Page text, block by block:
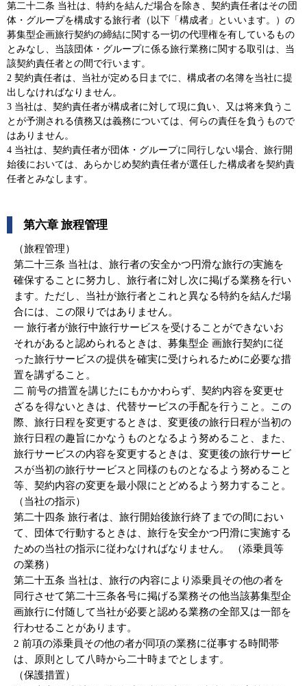
第二十二条 当社は、特約を結んだ場合を除き、契約責任者はその団
体・グループを構成する旅行者（以下「構成者」といいます。）の
募集型企画旅行契約の締結に関する一切の代理権を有しているもの
とみなし、当該団体・グループに係る旅行業務に関する取引は、当
該契約責任者との間で行います。
2 契約責任者は、当社が定める日までに、構成者の名簿を当社に提
出しなければなりません。
3 当社は、契約責任者が構成者に対して現に負い、又は将来負うこ
とが予測される債務又は義務については、何らの責任を負うもので
はありません。
4 当社は、契約責任者が団体・グループに同行しない場合、旅行開
始後においては、あらかじめ契約責任者が選任した構成者を契約責
任者とみなします。
第六章 旅程管理
（旅程管理）
第二十三条 当社は、旅行者の安全かつ円滑な旅行の実施を
確保することに努力し、旅行者に対し次に掲げる業務を行い
ます。ただし、当社が旅行者とこれと異なる特約を結んだ場
合には、この限りではありません。
一 旅行者が旅行中旅行サービスを受けることができないお
それがあると認められるときは、募集型企 画旅行契約に従
った旅行サービスの提供を確実に受けられるために必要な措
置を講ずること。
二 前号の措置を講じたにもかかわらず、契約内容を変更せ
ざるを得ないときは、代替サービスの手配を行うこと。この
際、旅行日程を変更するときは、変更後の旅行日程が当初の
旅行日程の趣旨にかなうものとなるよう努めること、また、
旅行サービスの内容を変更するときは、変更後の旅行サービ
スが当初の旅行サービスと同様のものとなるよう努めること
等、契約内容の変更を最小限にとどめるよう努力すること。
（当社の指示）
第二十四条 旅行者は、旅行開始後旅行終了までの間におい
て、団体で行動するときは、旅行を安全かつ円滑に実施する
ための当社の指示に従わなければなりません。 （添乗員等
の業務）
第二十五条 当社は、旅行の内容により添乗員その他の者を
同行させて第二十三条各号に掲げる業務その他当該募集型企
画旅行に付随して当社が必要と認める業務の全部又は一部を
行わせることがあります。
2 前項の添乗員その他の者が同項の業務に従事する時間帯
は、原則として八時から二十時までとします。
（保護措置）